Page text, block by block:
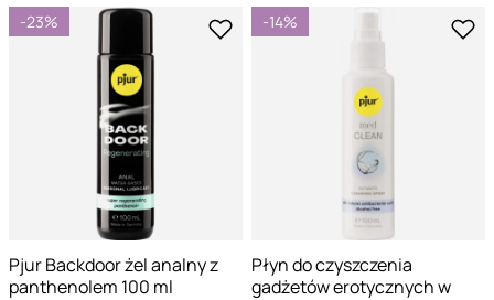
-23%
Pjur Backdoor żel analny z
panthenolem 100 ml
-14%
Płyn do czyszczenia
gadżetów erotycznych w